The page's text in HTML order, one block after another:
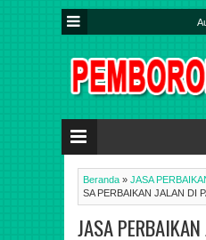
Beranda » JASA
SA PERBAIKAN JALAN DI
JASA